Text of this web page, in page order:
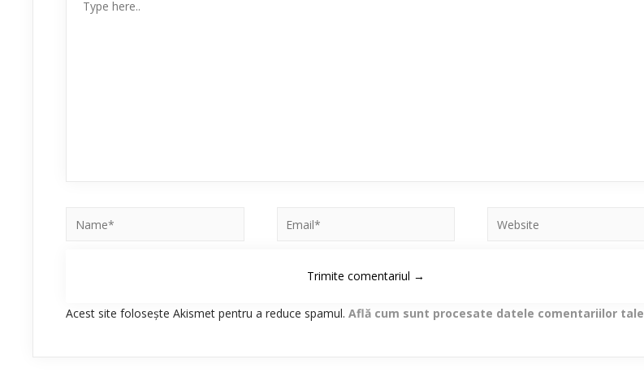
Acest site folosește Akismet pentru a reduce spamul. Află cum sunt procesate datele comentariilor tale